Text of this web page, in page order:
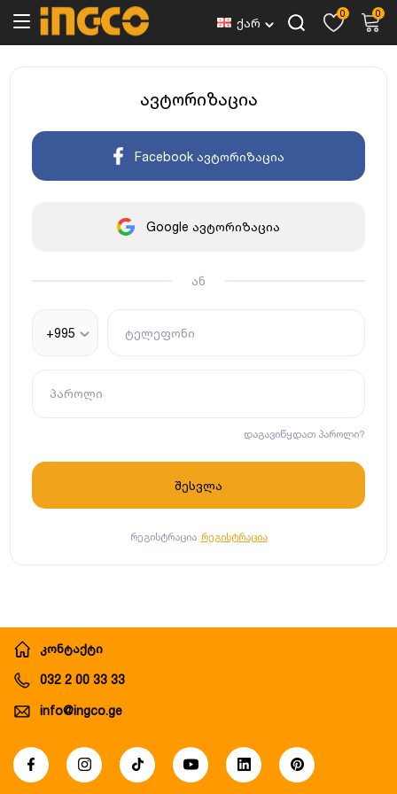
ქარ
0 0
ავტორიზაცია
Facebook ავტორიზაცია
Google ავტორიზაცია
ან
+995 ტელეფონი
პაროლი
დაგავიწყდათ პაროლი?
რეგისტრაცია რეგისტრაცია
კონტაქტი
032 2 00 33 33
info@ingco.ge